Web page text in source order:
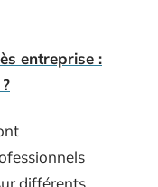
entreprise :
différents